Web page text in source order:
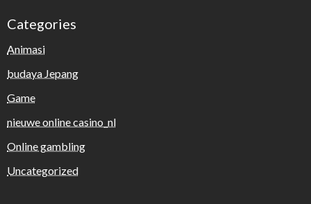
Categories
Animasi
budaya Jepang
Game
nieuwe online casino_nl
Online gambling
Uncategorized